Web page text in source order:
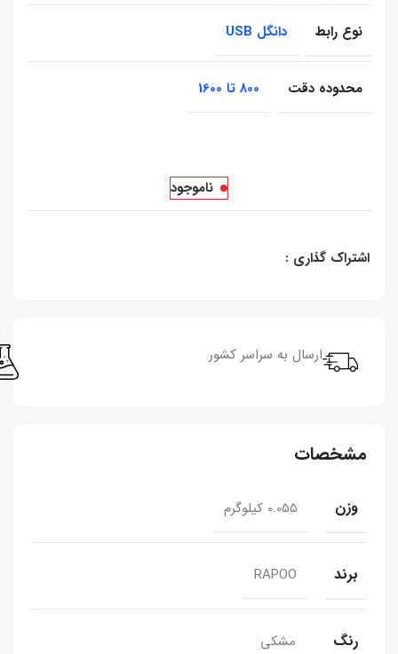
نوع رابط دانگل USB
محدوده دقت 800 تا 1600
ناموجود
اشتراک گذاری :
ارسال به سراسر کشور
مشخصات
وزن 0.055 کیلوگرم
برند RAPOO
رنگ مشکی